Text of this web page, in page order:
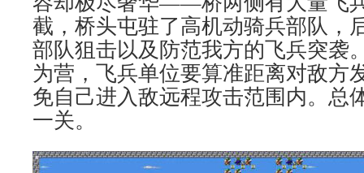
截，桥头屯驻了高机动骑兵部队，
部队狙击以及防范我方的飞兵突袭
为营，飞兵单位要算准距离对敌方
免自己进入敌远程攻击范围内。总
一关。